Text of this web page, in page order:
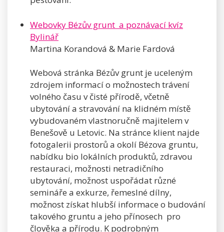
Webovky Bézův grunt a poznávací kvíz
Bylinář
Martina Korandová & Marie Fardová
Webová stránka Bézův grunt je uceleným
zdrojem informací o možnostech trávení
volného času v čisté přírodě, včetně
ubytování a stravování na klidném místě
vybudovaném vlastnoručně majitelem v
Benešově u Letovic. Na stránce klient najde
fotogalerii prostorů a okolí Bézova gruntu,
nabídku bio lokálních produktů, zdravou
restauraci, možnosti netradičního
ubytování, možnost uspořádat různé
semináře a exkurze, řemeslné dílny,
možnost získat hlubší informace o budování
takového gruntu a jeho přínosech pro
člověka a přírodu. K podrobným